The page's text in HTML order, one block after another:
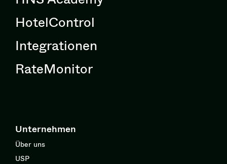
HotelControl
Integrationen
RateMonitor
Unternehmen
Über uns
USP